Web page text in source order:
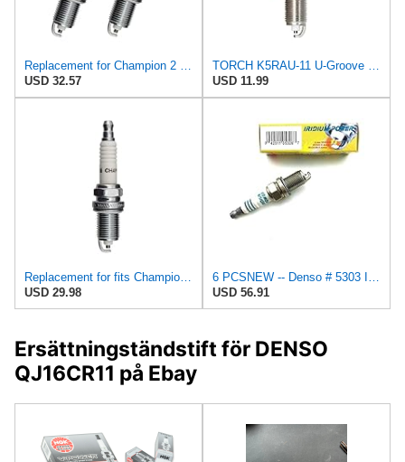
Replacement for Champion 2 Pack of (318S) Spark Plugs - RC12MC4-2PK
USD 32.57
TORCH K5RAU-11 U-Groove Spark Plug Replace for NGK ZFR5F-11 Spark Plug, for CHAMPION RC12MC4 Spark
USD 11.99
Replacement for fits Champion Genuine OEM (318S) Spark Plug, RC12MC4
USD 29.98
6 PCSNEW -- Denso # 5303 IRIDIUM Power Spark Plugs IK16
USD 56.91
Ersättningständstift för DENSO
QJ16CR11 på Ebay